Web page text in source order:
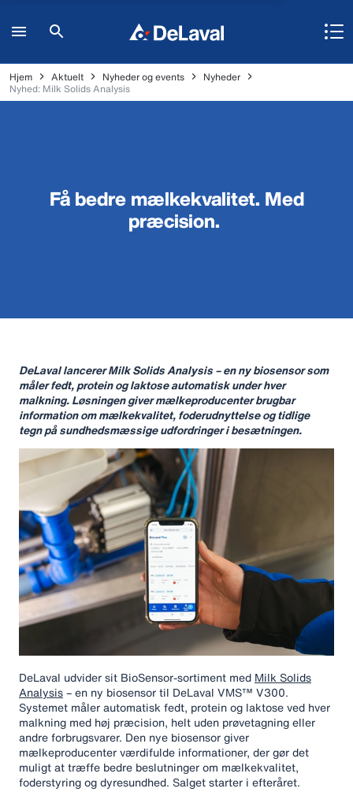
Hjem Aktuelt Nyheder og events
Nyheder
Nyhed: Milk Solids Analysis
Få bedre mælkekvalitet. Med
præcision.
DeLaval lancerer Milk Solids Analysis – en ny biosensor som
måler fedt, protein og laktose automatisk under hver
malkning. Løsningen giver mælkeproducenter brugbar
information om mælkekvalitet, foderudnyttelse og tidlige
tegn på sundhedsmæssige udfordringer i besætningen.
DeLaval udvider sit BioSensor‑sortiment med Milk Solids
Analysis– en ny biosensor til DeLaval VMS™ V300.
Systemet måler automatisk fedt, protein og laktose ved hver
malkning med høj præcision, helt uden prøvetagning eller
andre forbrugsvarer. Den nye biosensor giver
mælkeproducenter værdifulde informationer, der gør det
muligt at træffe bedre beslutninger om mælkekvalitet,
foderstyring og dyresundhed. Salget starter i efteråret.